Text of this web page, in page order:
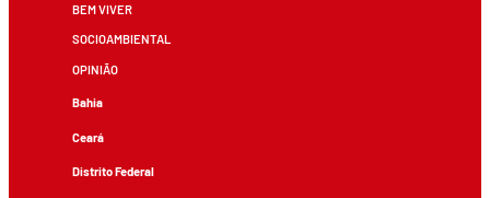
BEM VIVER
SOCIOAMBIENTAL
OPINIÃO
Bahia
Ceará
Distrito Federal